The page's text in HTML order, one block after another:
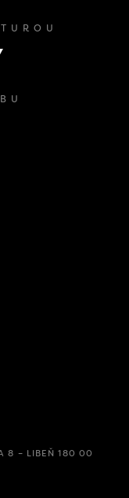
8 – LIBEŇ 180 00